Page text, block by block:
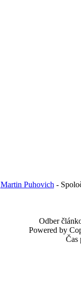
Martin Puhovich -
Odber
Powered by
Čas